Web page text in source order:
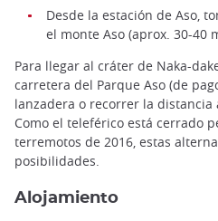
Desde la estación de Aso,
el monte Aso (aprox. 30-40
Para llegar al cráter de Naka-
carretera del Parque Aso (de
lanzadera o recorrer la distancia
Como el teleférico está cerrado
terremotos de 2016, estas
posibilidades.
Alojamiento